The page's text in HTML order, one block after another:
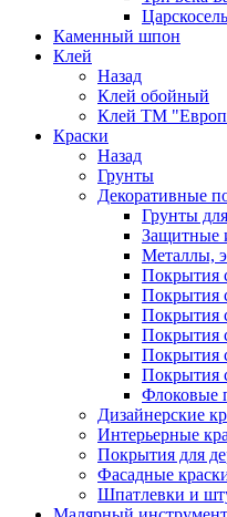
Каменный шпон
Клей
Назад
Клей обойный
Клей ТМ
Краски
Назад
Грунты
Декоративные
Грунты
Защитные
Металлы,
Покрытия
Покрытия
Покрытия
Покрытия
Покрытия
Покрытия
Флоковые
Дизайнерские
Интерьерные
Покрытия для
Фасадные
Шпатлевки и